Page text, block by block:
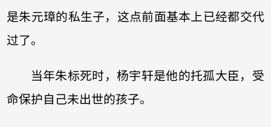
是朱元璋的私生子，这点前面基本上已经都交代
过了。
当年朱标死时，杨宇轩是他的托孤大臣，受
命保护自己未出世的孩子。